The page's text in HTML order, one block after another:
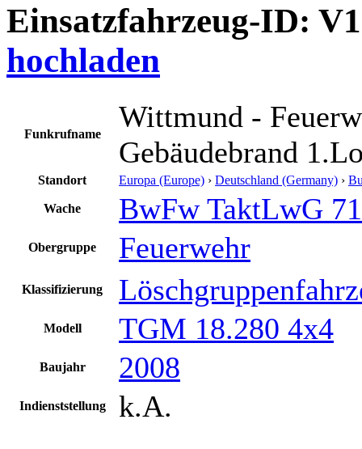
Einsatzfahrzeug-ID:
hochladen
Funkrufname
Wittmund -
Gebäudebrand
Standort Europa (Europe) › Deutschland (Germany) ›
Wache BwFw TaktLwG
Obergruppe Feuerwehr
Klassifizierung
Modell TGM 18.280 4x4
Baujahr 2008
Indienststellung
k.A.